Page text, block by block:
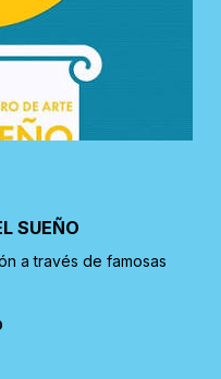
SUEÑO
a través de famosas